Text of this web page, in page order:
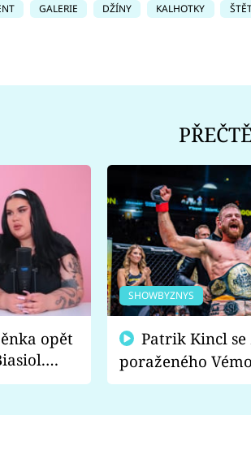
GALERIE DŽÍNY KALHOTKY
opět
a
SHOWBYZNYS
poraženého
fanoušci naštvali?